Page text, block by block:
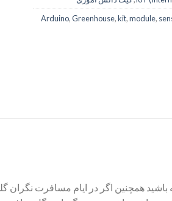
Arduino,Greenhouse,kit,module,
همچنین اگر در ایام مسافرت نگران